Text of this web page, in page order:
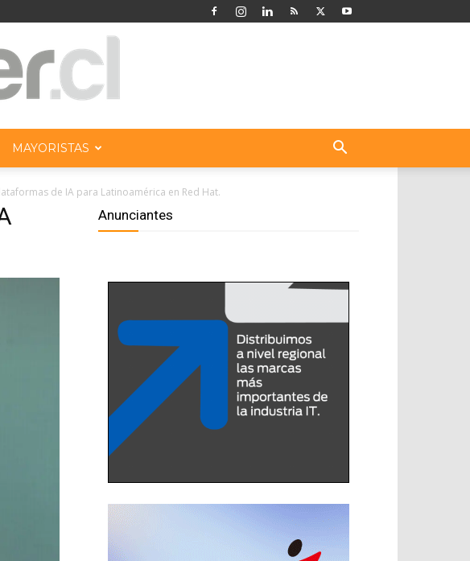
MAYORISTAS
de IA para Latinoamérica en Red Hat.
Anunciantes